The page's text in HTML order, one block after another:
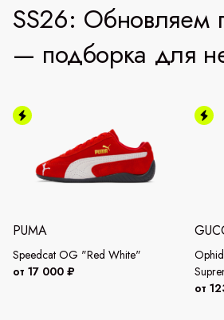
SS26: Обновляем
— подборка для
PUMA
Speedcat OG "Red White"
от 17 000 ₽
от